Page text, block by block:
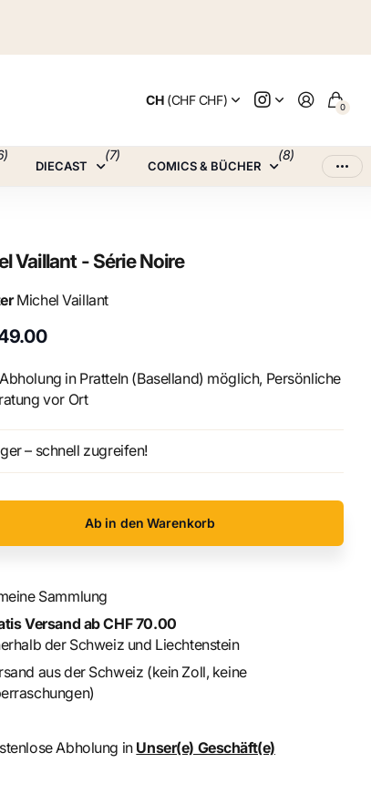
CH(CHF CHF) 0
DIECAST
(7)
COMICS & BÜCHER
(8)
Vaillant - Série Noire
Michel Vaillant
Abholung in Pratteln (Baselland) möglich, Persönliche
vor Ort
– schnell zugreifen!
Ab in den Warenkorb
Sammlung
Versand ab CHF 70.00
der Schweiz und Liechtenstein
aus der Schweiz (kein Zoll, keine
Abholung inUnser(e) Geschäft(e)